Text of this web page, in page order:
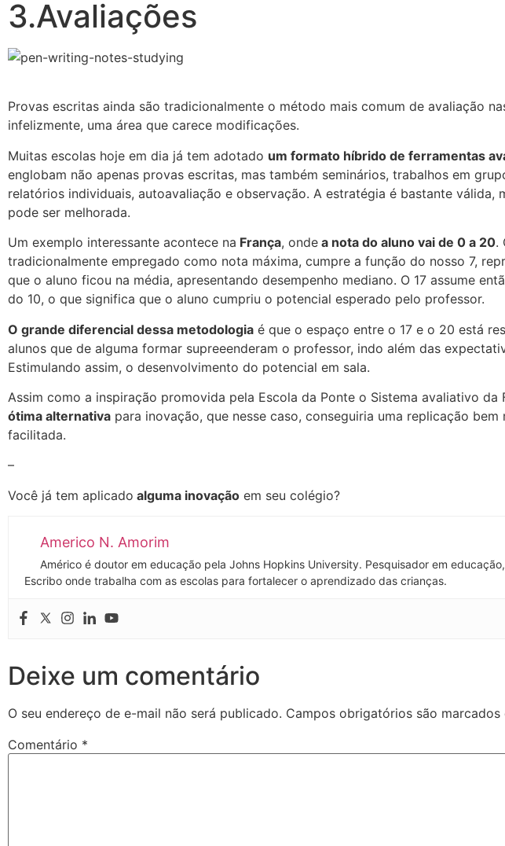
3.Avaliações
Provas escritas ainda são tradicionalmente o método mais comum de avaliação
infelizmente, uma área que carece modificações.
Muitas escolas hoje em dia já tem adotado um formato híbrido de ferramentas
englobam não apenas provas escritas, mas também seminários, trabalhos em
relatórios individuais, autoavaliação e observação. A estratégia é bastante válida,
pode ser melhorada.
Um exemplo interessante acontece na França, onde a nota do aluno vai de 0 a 20.
tradicionalmente empregado como nota máxima, cumpre a função do nosso 7,
que o aluno ficou na média, apresentando desempenho mediano. O 17 assume
do 10, o que significa que o aluno cumpriu o potencial esperado pelo professor.
O grande diferencial dessa metodologia é que o espaço entre o 17 e o 20 está
alunos que de alguma formar supreeenderam o professor, indo além das
Estimulando assim, o desenvolvimento do potencial em sala.
Assim como a inspiração promovida pela Escola da Ponte o Sistema avaliativo da
ótima alternativa para inovação, que nesse caso, conseguiria uma replicação bem
facilitada.
–
Você já tem aplicado alguma inovação em seu colégio?
Americo N. Amorim
Américo é doutor em educação pela Johns Hopkins University. Pesquisador em
Escribo onde trabalha com as escolas para fortalecer o aprendizado das crianças.
Deixe um comentário
O seu endereço de e-mail não será publicado. Campos obrigatórios são marcados
Comentário *